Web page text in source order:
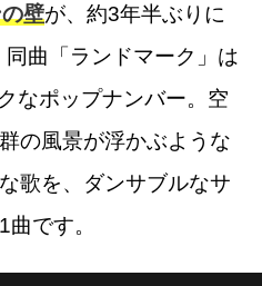
壁が、約3年半ぶりに
曲「ランドマーク」は
なポップナンバー。空
の風景が浮かぶような
歌を、ダンサブルなサ
です。